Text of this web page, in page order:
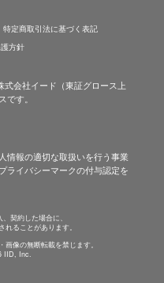
特定商取引法に基づく表記
方針
式会社イード（東証グロース上
す。
情報の適切な取扱いを行う事業
ライバシーマークの付与認定を
契約した場合に、
ることがあります。
像の無断転載を禁じます。
IID, Inc.